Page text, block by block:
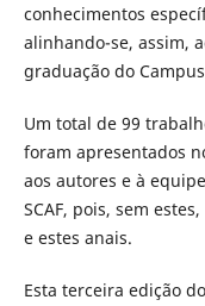
conhecimentos
alinhando-se, assim,
graduação do
Um total de 99
foram apresentados
aos autores e à
SCAF, pois, sem
e estes anais.
Esta terceira edição